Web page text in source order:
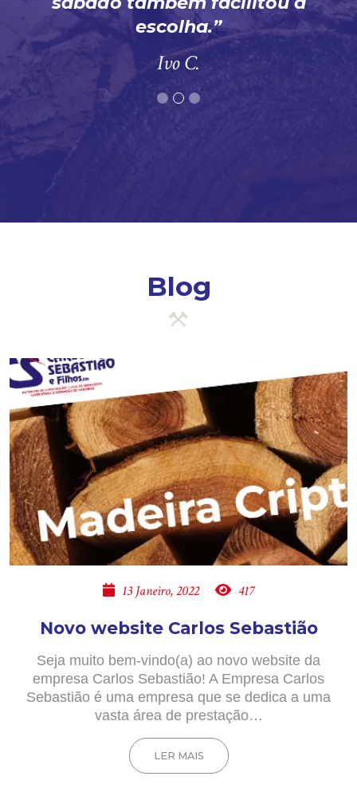
escolha.
Ivo C.
Blog
13 Janeiro, 2022 417
Novo website Carlos Sebastião
Seja muito bem-vindo(a) ao novo website da
empresa Carlos Sebastião! A Empresa Carlos
Sebastião é uma empresa que se dedica a uma
vasta área de prestação…
LER MAIS